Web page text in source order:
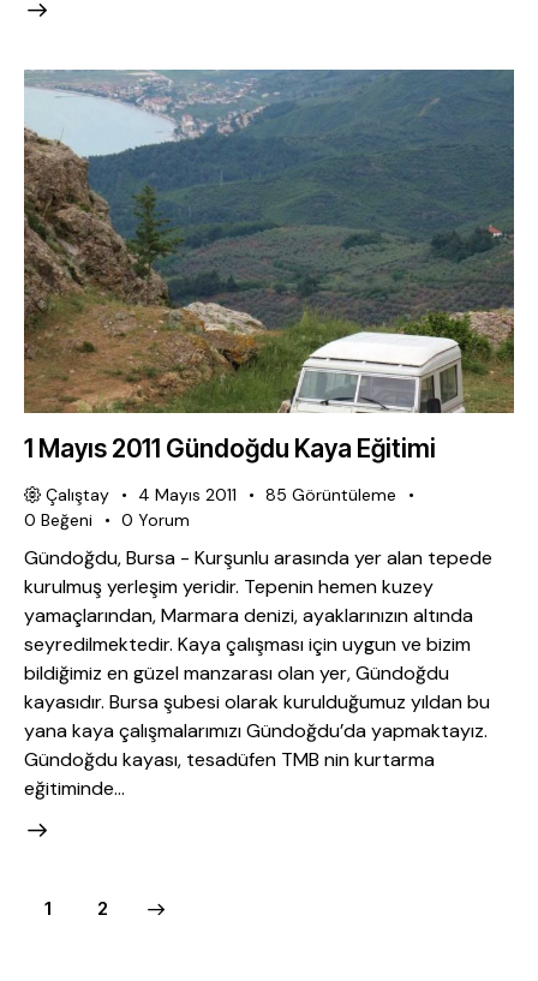
1 Mayıs 2011 Gündoğdu Kaya Eğitimi
Çalıştay 4 Mayıs 2011 85 Görüntüleme
0 Beğeni 0 Yorum
Gündoğdu, Bursa - Kurşunlu arasında yer alan tepede
kurulmuş yerleşim yeridir. Tepenin hemen kuzey
yamaçlarından, Marmara denizi, ayaklarınızın altında
seyredilmektedir. Kaya çalışması için uygun ve bizim
bildiğimiz en güzel manzarası olan yer, Gündoğdu
kayasıdır. Bursa şubesi olarak kurulduğumuz yıldan bu
yana kaya çalışmalarımızı Gündoğdu’da yapmaktayız.
Gündoğdu kayası, tesadüfen TMB nin kurtarma
eğitiminde…
1 2